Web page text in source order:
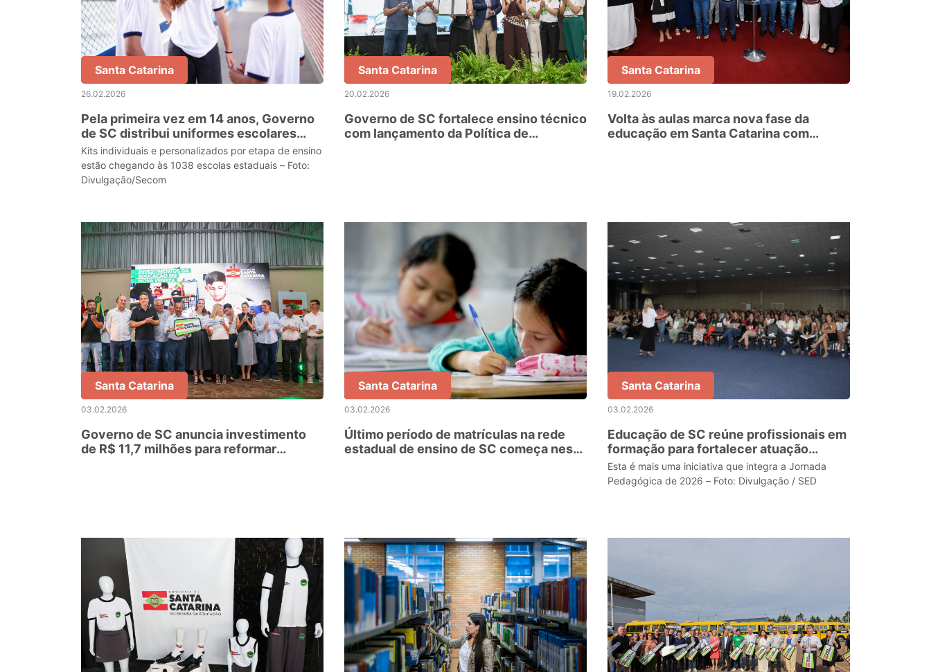
Santa Catarina
26.02.2026
Pela primeira vez em 14 anos, Governo
de SC distribui uniformes escolares
para 528 mil estudantes da rede
estadual de ensino
Kits individuais e personalizados por etapa de ensino
estão chegando às 1038 escolas estaduais – Foto:
Divulgação/Secom
Santa Catarina
20.02.2026
Governo de SC fortalece ensino técnico
com lançamento da Política de
Santa Catarina
19.02.2026
Volta às aulas marca nova fase da
educação em Santa Catarina com
Santa Catarina
03.02.2026
Governo de SC anuncia investimento
de R$ 11,7 milhões para reformar
Santa Catarina
03.02.2026
Último período de matrículas na rede
estadual de ensino de SC começa nesta
Santa Catarina
03.02.2026
Educação de SC reúne profissionais em
formação para fortalecer atuação
pedagógica nas escolas
Esta é mais uma iniciativa que integra a Jornada
Pedagógica de 2026 – Foto: Divulgação / SED